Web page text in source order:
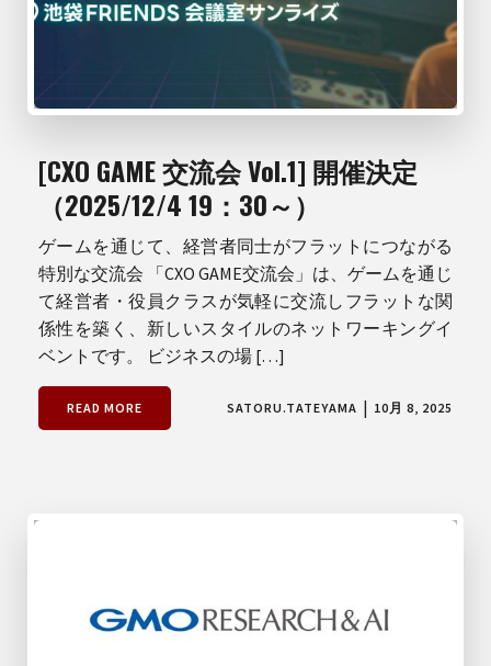
[CXO GAME 交流会 Vol.1] 開催決定
（2025/12/4 19：30～）
ゲームを通じて、経営者同士がフラットにつながる
特別な交流会 「CXO GAME交流会」は、ゲームを通じ
て経営者・役員クラスが気軽に交流しフラットな関
係性を築く、新しいスタイルのネットワーキングイ
ベントです。 ビジネスの場 […]
READ MORE SATORU.TATEYAMA | 10月 8, 2025